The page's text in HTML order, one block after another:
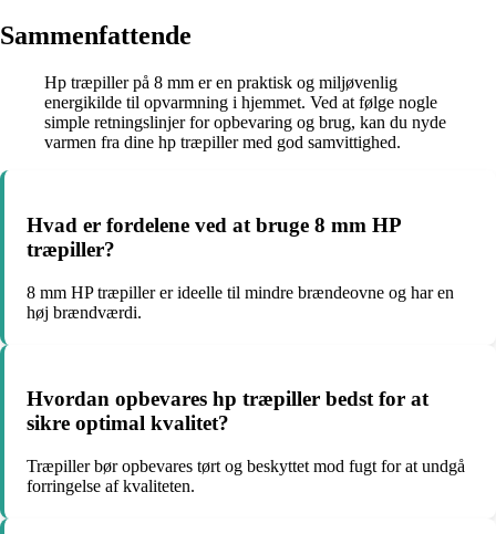
Sammenfattende
Hp træpiller på 8 mm er en praktisk og miljøvenlig
energikilde til opvarmning i hjemmet. Ved at følge nogle
simple retningslinjer for opbevaring og brug, kan du nyde
varmen fra dine hp træpiller med god samvittighed.
Hvad er fordelene ved at bruge 8 mm HP
træpiller?
8 mm HP træpiller er ideelle til mindre brændeovne og har en
høj brændværdi.
Hvordan opbevares hp træpiller bedst for at
sikre optimal kvalitet?
Træpiller bør opbevares tørt og beskyttet mod fugt for at undgå
forringelse af kvaliteten.